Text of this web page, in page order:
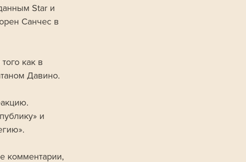
Star и
Санчес в
как в
Давино.
и
комментарии,